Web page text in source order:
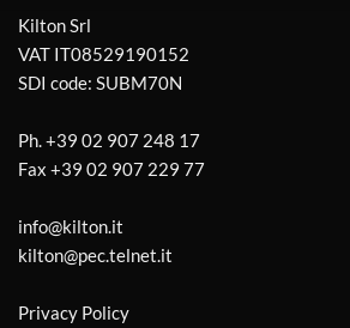
Kilton Srl
VAT IT08529190152
SDI code: SUBM70N
Ph. +39 02 907 248 17
Fax +39 02 907 229 77
info@kilton.it
kilton@pec.telnet.it
Privacy Policy